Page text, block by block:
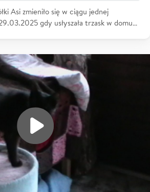
Asi zmieniło się w ciągu jednej
gdy usłyszała trzask w domu…